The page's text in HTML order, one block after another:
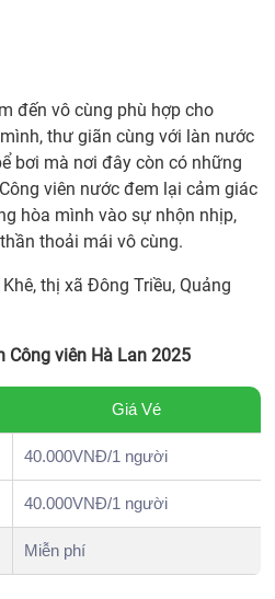
đến vô cùng phù hợp cho
thư giãn cùng với làn nước
bơi mà nơi đây còn có những
viên nước đem lại cảm giác
hòa mình vào sự nhộn nhịp,
thoải mái vô cùng.
thị xã Đông Triều, Quảng
Công viên Hà Lan 2025
Giá Vé
40.000VNĐ/1 người
40.000VNĐ/1 người
Miễn phí